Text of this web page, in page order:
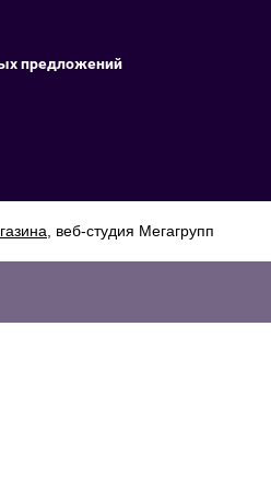
предложений
, веб-студия Мегагрупп